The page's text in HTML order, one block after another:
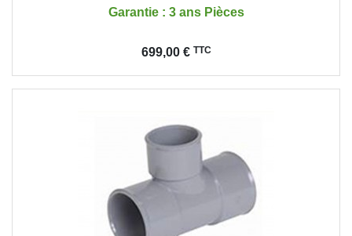
Garantie : 3 ans Pièces
699,00 € TTC